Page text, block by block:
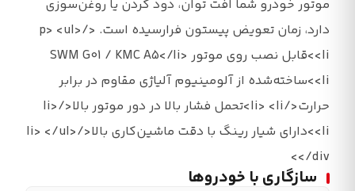
موتور خودرو شما افت توان، دود کردن یا روغن‌سوزی
دارد، زمان تعویض پیستون فرارسیده است. </p> <ul>
<li>قابل نصب روی موتور SWM G01 / KMC A5</li>
<li>ساخته‌شده از آلومینیوم آلیاژی مقاوم در برابر
حرارت</li> <li>تحمل فشار بالا در دور موتور بالا</li>
<li>دارای شیار رینگ با دقت ماشین‌کاری بالا</li> </ul>
</div>
سازگاری با خودروها